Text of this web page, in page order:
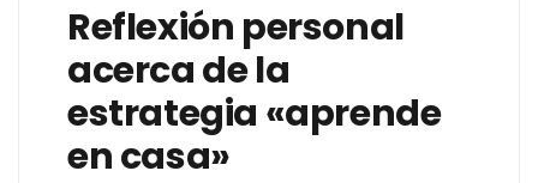
Reflexión personal
acerca de la
estrategia «aprende
en casa»